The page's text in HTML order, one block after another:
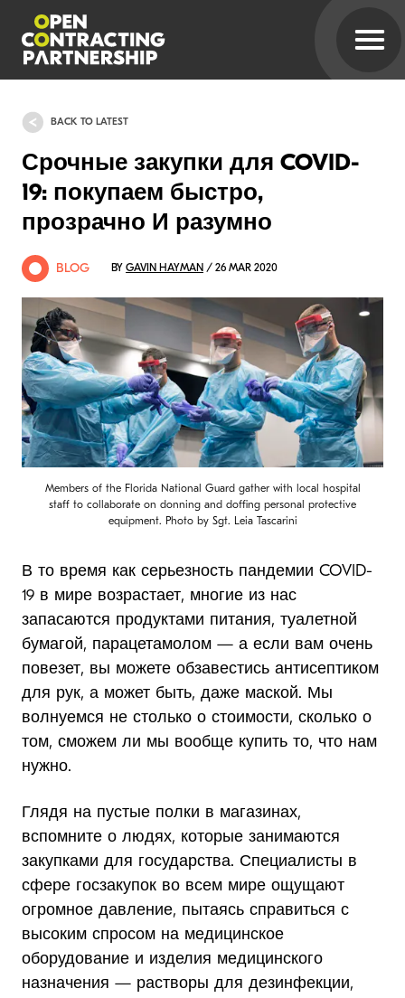
BACK TO LATEST
Срочные закупки для COVID-
19: покупаем быстро,
прозрачно И разумно
BLOG BY GAVIN HAYMAN / 26 MAR 2020
Members of the Florida National Guard gather with local hospital
staff to collaborate on donning and doffing personal protective
equipment. Photo by Sgt. Leia Tascarini
В то время как серьезность пандемии COVID-
19 в мире возрастает, многие из нас
запасаются продуктами питания, туалетной
бумагой, парацетамолом — а если вам очень
повезет, вы можете обзавестись антисептиком
для рук, а может быть, даже маской. Мы
волнуемся не столько о стоимости, сколько о
том, сможем ли мы вообще купить то, что нам
нужно.
Глядя на пустые полки в магазинах,
вспомните о людях, которые занимаются
закупками для государства. Специалисты в
сфере госзакупок во всем мире ощущают
огромное давление, пытаясь справиться с
высоким спросом на медицинское
оборудование и изделия медицинского
назначения — растворы для дезинфекции,